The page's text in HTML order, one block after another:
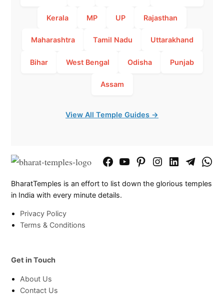
Kerala MP UP Rajasthan
Maharashtra Tamil Nadu Uttarakhand
Bihar West Bengal Odisha Punjab
Assam
View All Temple Guides →
FacebookYouTubePinterestInstagram
LinkedInTelegram
BharatTemples is an effort to list down the glorious temples
in India with every minute details.
Privacy Policy
Terms & Conditions
Get in Touch
About Us
Contact Us